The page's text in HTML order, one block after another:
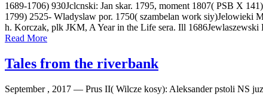
1689-1706) 930Jclcnski: Jan skar. 1795, moment 1807( PSB X
1799) 2525- Wladyslaw por. 1750( szambelan work siy)Jelowieki
h. Korczak, plk JKM, A Year in the Life sera. Ill
Read More
Tales from the riverbank
September , 2017 — Prus II( Wilcze kosy): Aleksander pstoli NS